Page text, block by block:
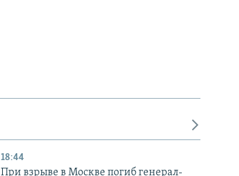
18:44
При взрыве в Москве погиб генерал-